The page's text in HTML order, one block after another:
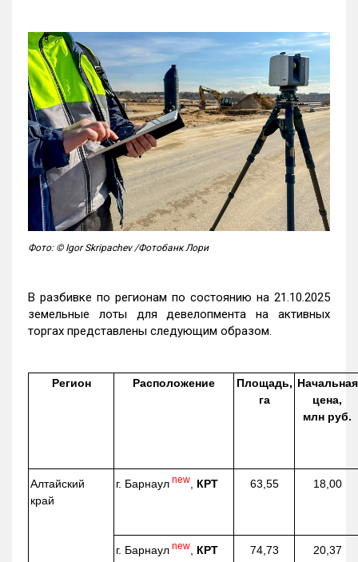
Фото: © Igor Skripachev /Фотобанк Лори
В разбивке по регионам по состоянию на 21.10.2025
земельные лоты для девелопмента на активных
торгах представлены следующим образом.
Регион Расположение
Площадь,
га
Начальная
цена,
млн руб.
Алтайский
край
г. Барнаул new КРТ 63,55 18,00
г. Барнаул new КРТ 74,73 20,37